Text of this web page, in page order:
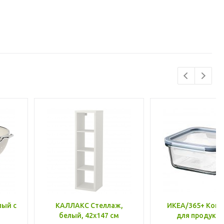
с
КАЛЛАКС Стеллаж,
белый, 42x147 см
ИКЕА/365+
для